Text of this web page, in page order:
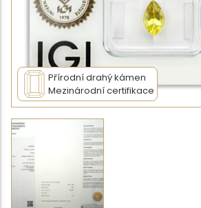
Přírodní drahý kámen
Mezinárodní certifikace